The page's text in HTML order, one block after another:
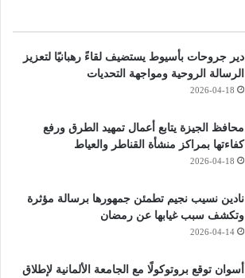
دير جروحات بأسيوط يستضيف لقاءً رهبانيًا لتعزيز
الرسالة الروحية ومواجهة التحديات
2026-04-18
محافظ الجيزة يتابع أعمال تمهيد الطرق ورفع
كفاءتها بمراكز منشأة القناطر والعياط
2026-04-18
نادين نسيب نجيم تطمئن جمهورها برسالة مؤثرة
وتكشف سبب غيابها عن رمضان
2026-04-14
أسوان توقع بروتوكولًا مع الجامعة الألمانية لإطلاق